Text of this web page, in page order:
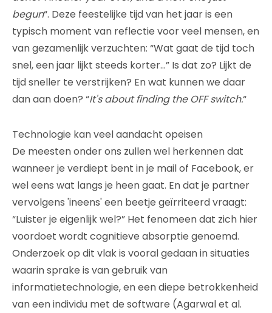
begun“. Deze feestelijke tijd van het jaar is een
typisch moment van reflectie voor veel mensen, en
van gezamenlijk verzuchten: “Wat gaat de tijd toch
snel, een jaar lijkt steeds korter…” Is dat zo? Lijkt de
tijd sneller te verstrijken? En wat kunnen we daar
dan aan doen? “It's about finding the OFF switch.“
Technologie kan veel aandacht opeisen
De meesten onder ons zullen wel herkennen dat
wanneer je verdiept bent in je mail of Facebook, er
wel eens wat langs je heen gaat. En dat je partner
vervolgens 'ineens' een beetje geïrriteerd vraagt:
“Luister je eigenlijk wel?” Het fenomeen dat zich hier
voordoet wordt cognitieve absorptie genoemd.
Onderzoek op dit vlak is vooral gedaan in situaties
waarin sprake is van gebruik van
informatietechnologie, en een diepe betrokkenheid
van een individu met de software (Agarwal et al.